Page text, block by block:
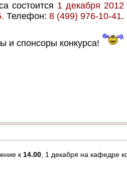
состоится 1 декабря 2012
Телефон: 8 (499) 976-10-41.
и спонсоры конкурса!
к 14.00 , 1 декабря на кафедре